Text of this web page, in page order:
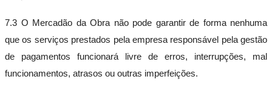
7.3 O Mercadão da Obra não pode garantir de forma nenhuma
que os serviços prestados pela empresa responsável pela gestão
de pagamentos funcionará livre de erros, interrupções, mal
funcionamentos, atrasos ou outras imperfeições.